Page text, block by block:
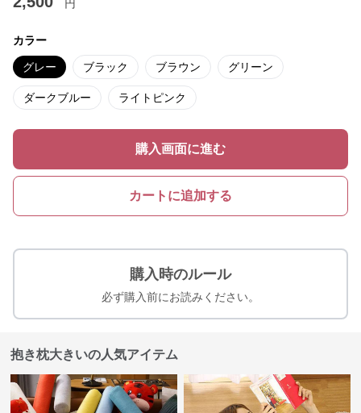
円
カラー
グレー ブラック ブラウン グリーン
ダークブルー ライトピンク
購入画面に進む
カートに追加する
購入時のルール
必ず購入前にお読みください。
抱き枕大きいの人気アイテム